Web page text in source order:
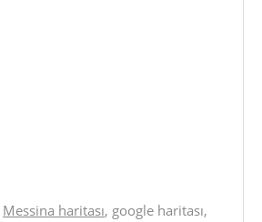
Messina haritası, google haritası,